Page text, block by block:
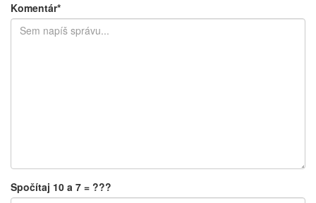
Komentár*
Spočítaj 10 a 7 = ???